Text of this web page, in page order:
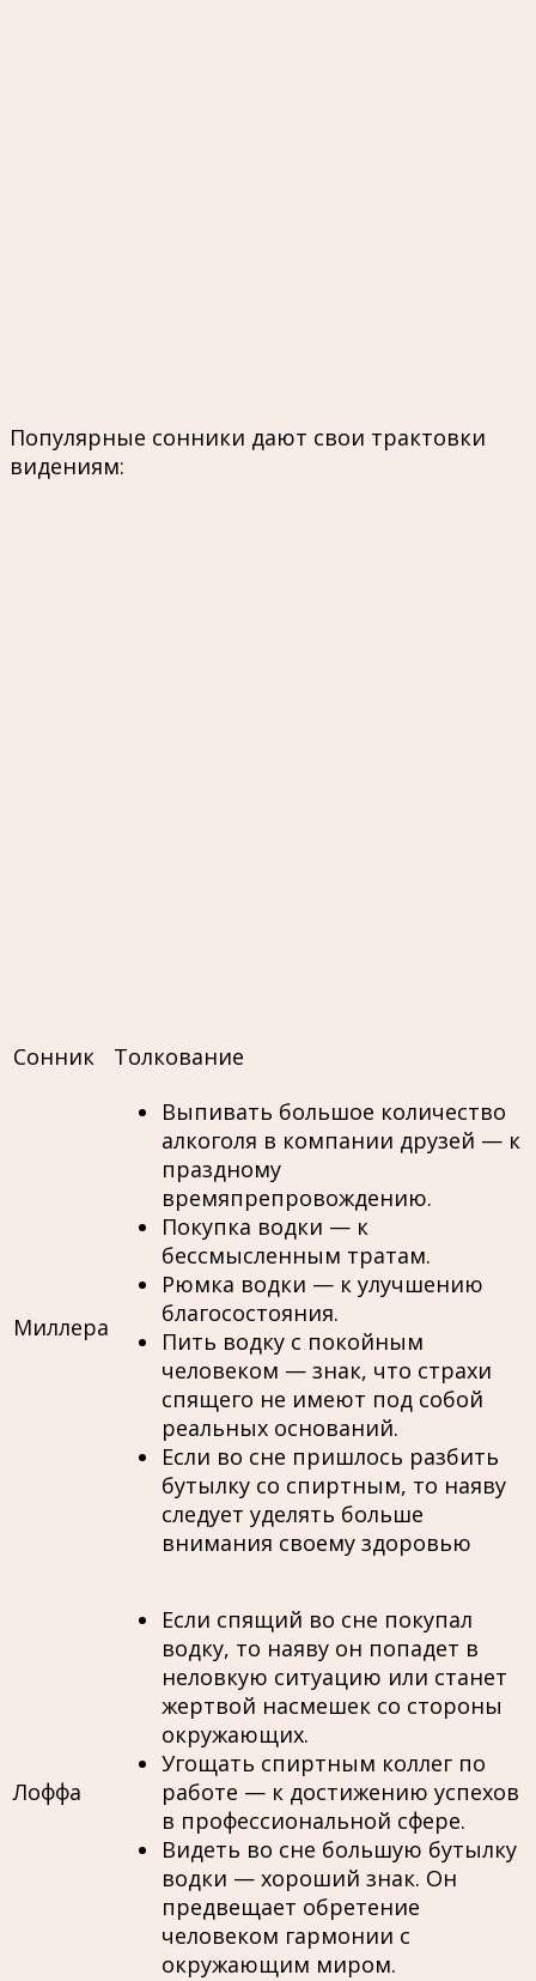
Популярные сонники дают свои трактовки
видениям:
Сонник Толкование
Миллера
Выпивать большое количество
алкоголя в компании друзей — к
праздному
времяпрепровождению.
Покупка водки — к
бессмысленным тратам.
Рюмка водки — к улучшению
благосостояния.
Пить водку с покойным
человеком — знак, что страхи
спящего не имеют под собой
реальных оснований.
Если во сне пришлось разбить
бутылку со спиртным, то наяву
следует уделять больше
внимания своему здоровью
Лоффа
Если спящий во сне покупал
водку, то наяву он попадет в
неловкую ситуацию или станет
жертвой насмешек со стороны
окружающих.
Угощать спиртным коллег по
работе — к достижению успехов
в профессиональной сфере.
Видеть во сне большую бутылку
водки — хороший знак. Он
предвещает обретение
человеком гармонии с
окружающим миром.